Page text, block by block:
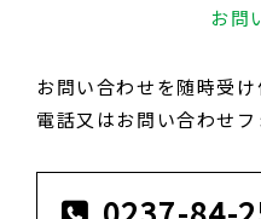
お問
お問い合わせを随時受け
電話又はお問い合わせフ